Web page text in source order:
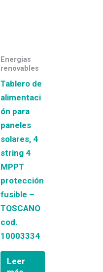
Energias
renovables
Tablero de
alimentaci
ón para
paneles
solares, 4
string 4
MPPT
protección
fusible –
TOSCANO
cod.
10003334
Leer